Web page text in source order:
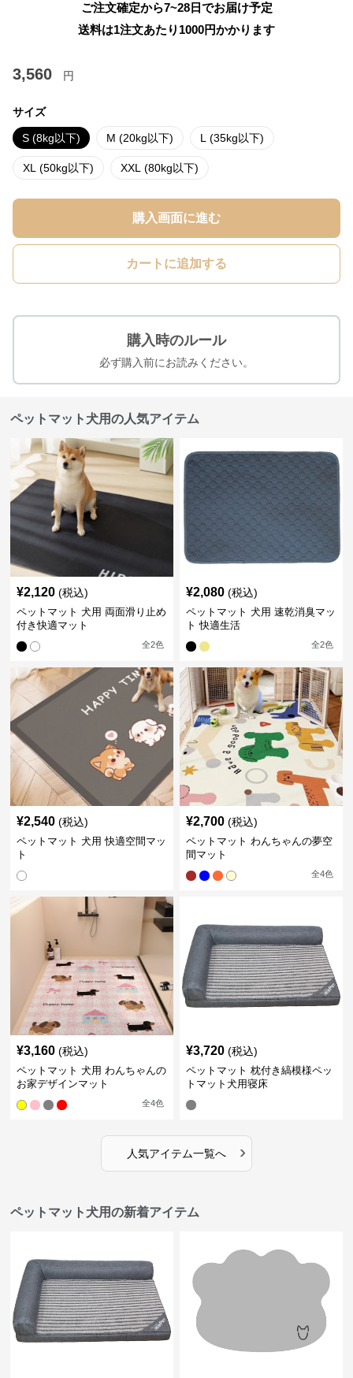
ご注文確定から7~28日でお届け予定
送料は1注文あたり 1000円かかります
3,560 円
サイズ
S (8kg以下) M (20kg以下) L (35kg以下)
XL (50kg以下) XXL (80kg以下)
購入画面に進む
カートに追加する
購入時のルール
必ず購入前にお読みください。
ペットマット犬用の人気アイテム
¥2,120 (税込)
ペットマット 犬用 両面滑り止め
付き快適マット
全2色
¥2,080 (税込)
ペットマット 犬用 速乾消臭マッ
ト 快適生活
全2色
¥2,540 (税込)
ペットマット 犬用 快適空間マッ
ト
¥2,700 (税込)
ペットマット わんちゃんの夢空
間マット
全4色
¥3,160 (税込)
ペットマット 犬用 わんちゃんの
お家デザインマット
全4色
¥3,720 (税込)
ペットマット 枕付き縞模様ペッ
トマット犬用寝床
人気アイテム一覧へ ›
ペットマット犬用の新着アイテム